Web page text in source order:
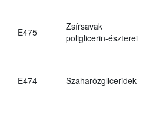
E475
Zsírsavak
poliglicerin-észterei
E474 Szaharózgliceridek